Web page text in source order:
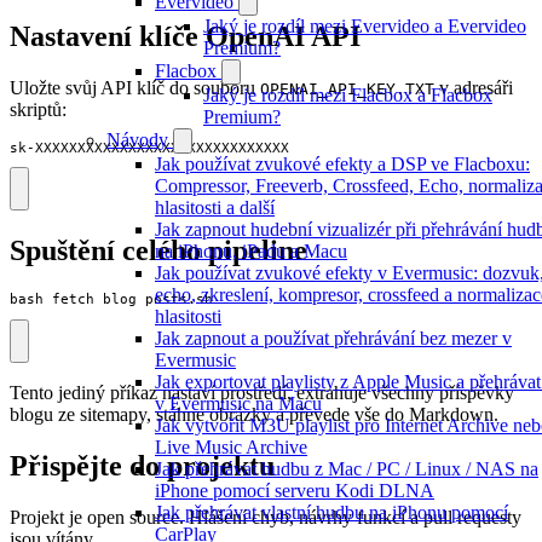
Jaký je rozdíl mezi Evervideo a Evervideo
Premium?
Flacbox
Jaký je rozdíl mezi Flacbox a Flacbox
Premium?
Návody
Jak používat zvukové efekty a DSP ve Flacboxu:
Compressor, Freeverb, Crossfeed, Echo,
hlasitosti a další
Jak zapnout hudební vizualizér při přehrávání
na iPhonu, iPadu a Macu
Jak používat zvukové efekty v Evermusic:
echo, zkreslení, kompresor, crossfeed a
hlasitosti
Jak zapnout a používat přehrávání bez mezer v
Evermusic
Jak exportovat playlisty z Apple Music a
v Evermusic na Macu
Jak vytvořit M3U playlist pro Internet Archive
Live Music Archive
Jak přehrávat hudbu z Mac / PC / Linux / NAS na
iPhone pomocí serveru Kodi DLNA
Jak přehrávat vlastní hudbu na iPhonu pomocí
CarPlay
Nastavení klíče OpenAI API
Uložte svůj API klíč do souboru OPENAI_API_KEY.TXTv adresáři
skriptů:
sk-XXXXXXXXXXXXXXXXXXXXXXXXXXXXXX
Spuštění celého pipeline
bash fetch_blog_posts.sh
Tento jediný příkaz nastaví prostředí, extrahuje všechny příspěvky
blogu ze sitemapy, stáhne obrázky a převede vše do Markdown.
Přispějte do projektu
Projekt je open source. Hlášení chyb, návrhy funkcí a pull requesty